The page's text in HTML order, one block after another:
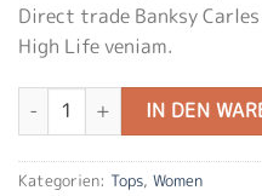
Direct trade Banksy
High Life veniam.
Varanise CN Tee Hilfiger
IN DEN
Kategorien: Tops, Women